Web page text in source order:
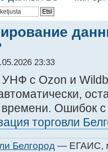
23:33
с Ozon и
Ошибок
торговли
Белгород — ЕГАИС,